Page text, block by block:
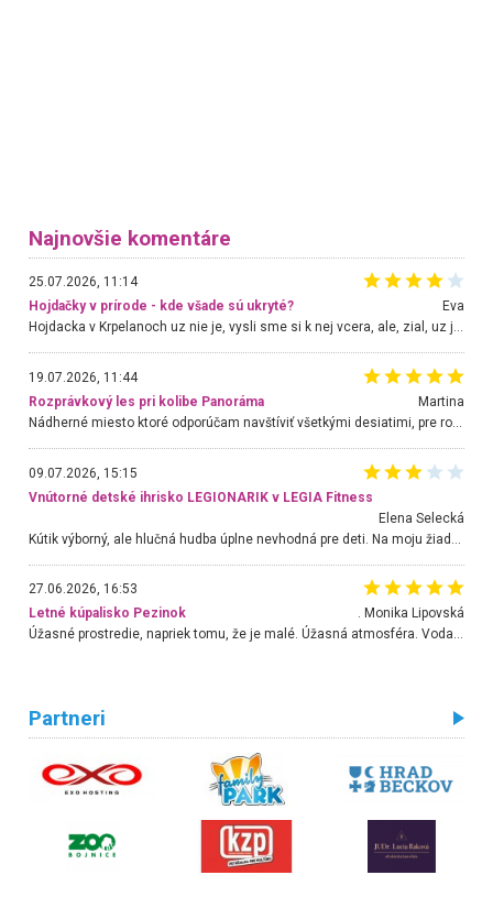
Najnovšie komentáre
25.07.2026, 11:14
Hojdačky v prírode - kde všade sú ukryté?
Eva
Hojdacka v Krpelanoch uz nie je, vysli sme si k nej vcera, ale, zial, uz je znicena. Ak sem planujete cestu len kvoli hojdacke, mozete si ju usetrit. Krasny vyhlad je tu vsak aj bez hojdacky :-)
19.07.2026, 11:44
Rozprávkový les pri kolibe Panoráma
Martina
Nádherné miesto ktoré odporúčam navštíviť všetkými desiatimi, pre rodiny s deťmi, dôchodcom... Proste a jednoducho ozaj rozprávkový les.. určite ešte prídeme. Odniesli sme si na pamiatku krásne tričká,
09.07.2026, 15:15
Vnútorné detské ihrisko LEGIONARIK v LEGIA Fitness
Elena Selecká
27.06.2026, 16:53
Letné kúpalisko Pezinok
. Monika Lipovská
Úžasné prostredie, napriek tomu, že je malé. Úžasná atmosféra. Voda fantastická a nádherná. Ľudí je pomerne veľa, ale su mili a ohľaduplní. Je veľmi zaujímavé sledovať, ako dokážu spolu športovať cudzí ľudia a bez ohľadu na vek. Vládne tu pohoda. Vnuka neviem dostať z vody. Ďakujem za krásny deň . Urcite sa sem vrátim. Jediný problém je s parkovaním, ale aj ten sa mi podarilo vyriešiť. Monika Bratislava
Partneri